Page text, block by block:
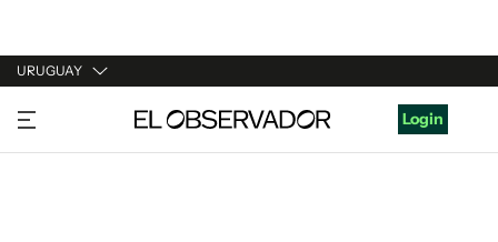
URUGUAY
URUGUAY
ARGENTINA
Login